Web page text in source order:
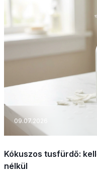
09.07.2026
Kókuszos tusfürdő:
nélkül